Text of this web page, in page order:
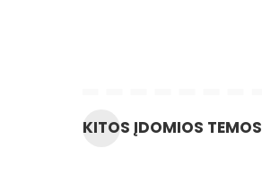
KITOS ĮDOMIOS TEMOS